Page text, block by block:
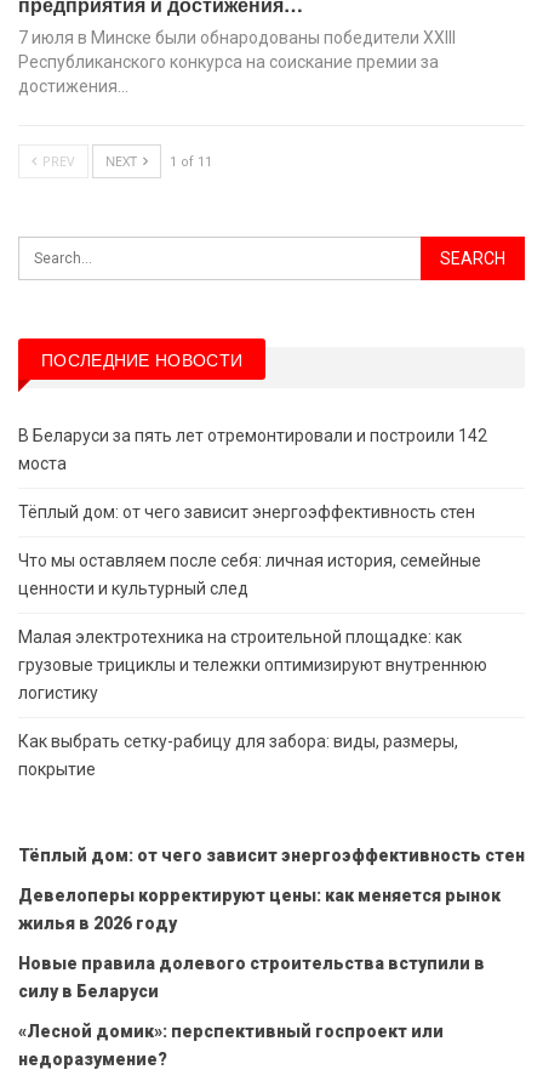
7 июля в Минске были обнародованы победители XХIII
Республиканского конкурса на соискание премии за
достижения…
PREV NEXT 1 of 11
ПОСЛЕДНИЕ НОВОСТИ
В Беларуси за пять лет отремонтировали и построили 142
моста
Тёплый дом: от чего зависит энергоэффективность стен
Что мы оставляем после себя: личная история, семейные
ценности и культурный след
Малая электротехника на строительной площадке: как
грузовые трициклы и тележки оптимизируют внутреннюю
логистику
Как выбрать сетку-рабицу для забора: виды, размеры,
покрытие
Тёплый дом: от чего зависит энергоэффективность стен
Девелоперы корректируют цены: как меняется рынок
жилья в 2026 году
Новые правила долевого строительства вступили в
силу в Беларуси
«Лесной домик»: перспективный госпроект или
недоразумение?